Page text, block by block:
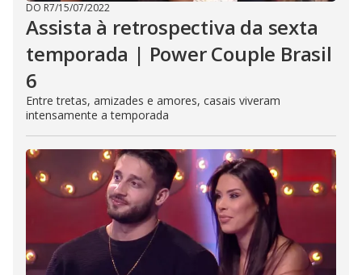
DO R7/15/07/2022
Assista à retrospectiva da sexta
temporada | Power Couple Brasil
6
Entre tretas, amizades e amores, casais viveram
intensamente a temporada